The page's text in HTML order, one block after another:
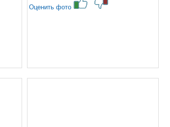
Оценить фото